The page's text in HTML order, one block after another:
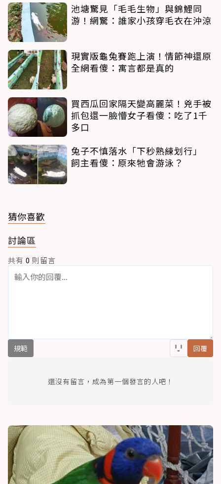
池塘驚見「毛毛生物」與錦鯉同
游！網驚：誰家小孩穿毛衣在沖涼
現實版龜兔賽跑上演！情節神還原
全網看傻：寓言都是真的
買西瓜回家隔天變高麗菜！兇手被
抓包還一臉懵女子看傻：吃了1千
多口
兔子不慎落水「下秒熟練划行」
飼主看傻：原來牠會游泳？
猜你喜歡
討論區
共有 0 則留言
規範 回覆
還沒有留言，成為第一個發言的人吧！